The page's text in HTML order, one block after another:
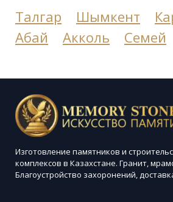
Талгар Шымкент
Абай
Акколь Семей
Изготовление памятников и
комплексов в Казахстане. Гранит,
Благоустройство захоронений,